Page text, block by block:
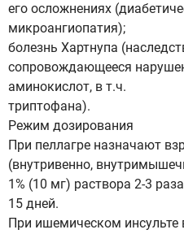
его осложнениях
микроангиопатия);
болезнь Хартнупа
сопровождающееся
аминокислот, в т.ч.
триптофана).
Режим дозирования
При пеллагре назначают
(внутривенно,
1% (10 мг) раствора 2-3
15 дней.
При ишемическом инсульте